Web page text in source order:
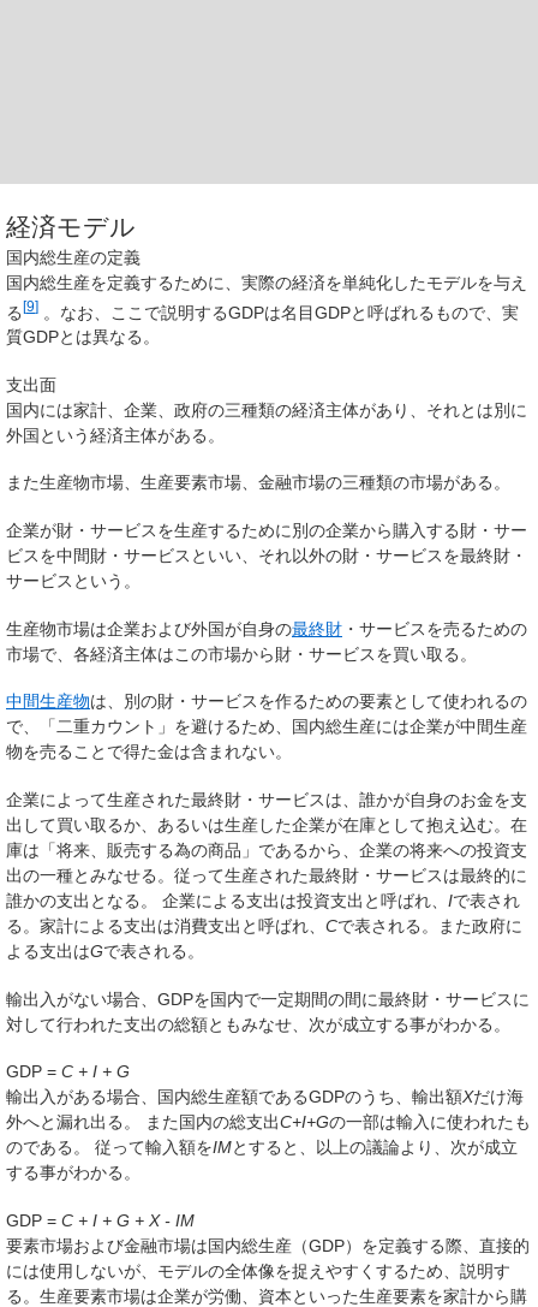
経済モデル
国内総生産の定義
国内総生産を定義するために、実際の経済を単純化したモデルを与え
る[9] 。なお、ここで説明するGDPは名目GDPと呼ばれるもので、 実
質GDPとは異なる。
支出面
国内には家計 企業 政府の三種類の経済主体があり、それとは別に
外国 という経済主体がある。
また生産物市場、 生産要素市場、 金融市場の三種類の市場がある。
企業が財・サービスを生産するために別の企業から購入する財・サー
ビスを中間財・サービスといい、それ以外の財・サービスを最終財・
サービスという。
生産物市場は企業および外国が自身の最終財 ・サービスを売るための
市場で、各経済主体はこの市場から財・サービスを買い取る。
中間生産物は、別の財・サービスを作るための要素として使われるの
で、「二重カウント」を避けるため、国内総生産には企業が中間生産
物を売ることで得た金は含まれない。
企業によって生産された最終財・サービスは、誰かが自身のお金を支
出して買い取るか、あるいは生産した企業が在庫として抱え込む。在
庫は「将来、販売する為の商品」であるから、企業の将来への投資支
出の一種とみなせる。従って生産された最終財・サービスは最終的に
誰かの支出となる。 企業による支出は投資支出と呼ばれ、 Iで表され
る。家計による支出は消費支出と呼ばれ、 Cで表される。また政府に
よる支出はGで表される。
輸出入がない場合、GDPを国内で一定期間の間に最終財・サービスに
対して行われた支出の総額ともみなせ、次が成立する事がわかる。
GDP = C + I + G
輸出入がある場合、国内総生産額であるGDPのうち、輸出額Xだけ海
外へと漏れ出る。 また国内の総支出C+I+Gの一部は輸入に使われたも
のである。 従って輸入額をIMとすると、以上の議論より、次が成立
する事がわかる。
GDP = C + I + G + X - IM
要素市場および金融市場は国内総生産（GDP）を定義する際、直接的
には使用しないが、モデルの全体像を捉えやすくするため、説明す
る。 生産要素市場は企業が労働、資本といった生産要素を家計から購